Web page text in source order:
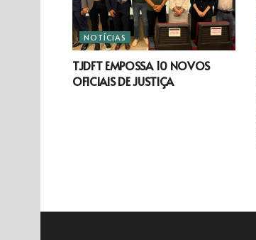
NOTÍCIAS
TJDFT EMPOSSA 10 NOVOS
OFICIAIS DE JUSTIÇA